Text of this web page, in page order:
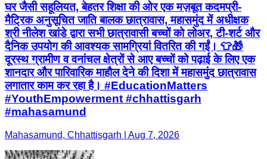
घर जैसी सहूलियत, बेहतर शिक्षा की ओर एक मज़बूत कदम ​प्री-
मैट्रिक अनुसूचित जाति बालक छात्रावास, महासमुंद में अधीक्षक
श्री नीलेश खांडे द्वारा सभी छात्रावासी बच्चों को लोअर, टी-शर्ट और
दैनिक उपयोग की आवश्यक सामग्रियां वितरित की गईं। 👕🎁 ​
दूरस्थ ग्रामीण व वनांचल क्षेत्रों से आए बच्चों को पढ़ाई के लिए एक
शानदार और पारिवारिक माहौल देने की दिशा में महासमुंद छात्रावास
लगातार काम कर रहा है। #EducationMatters
#YouthEmpowerment #chhattisgarh
#mahasamund
Mahasamund, Chhattisgarh | Aug 7, 2026